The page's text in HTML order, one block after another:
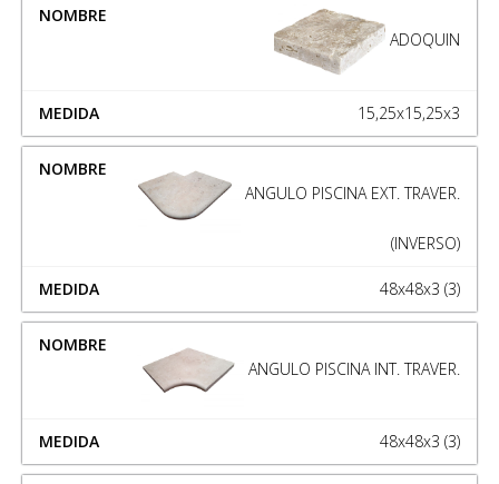
NOMBRE
ADOQUIN
15,25x15,25x3
ANGULO PISCINA EXT. TRAVER.
(INVERSO)
48x48x3 (3)
ANGULO PISCINA INT. TRAVER.
48x48x3 (3)